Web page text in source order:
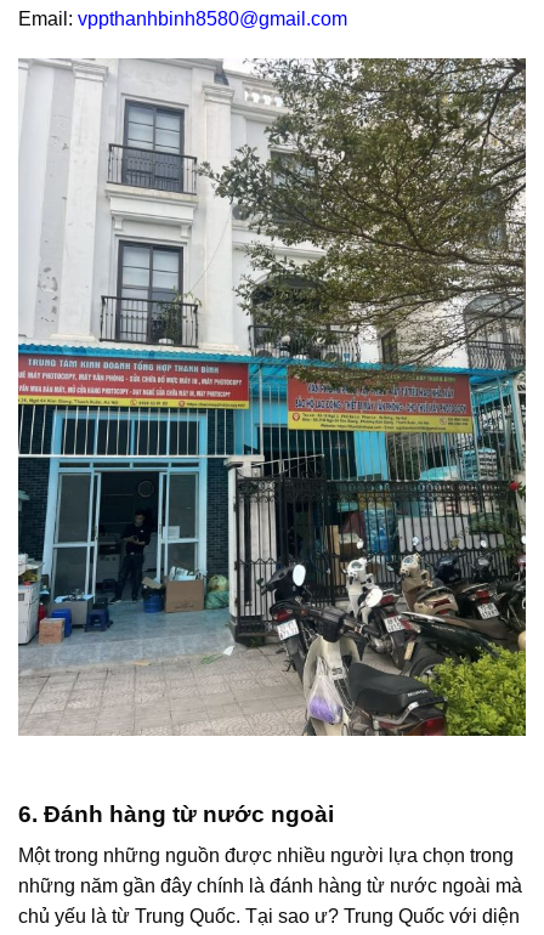
Email: vppthanhbinh8580@gmail.com
6. Đánh hàng từ nước ngoài
Một trong những nguồn được nhiều người lựa chọn trong
những năm gần đây chính là đánh hàng từ nước ngoài mà
chủ yếu là từ Trung Quốc. Tại sao ư? Trung Quốc với diện